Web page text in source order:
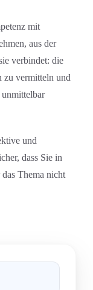
mit
aus der
verbindet: die
zu vermitteln und
unmittelbar
und
dass Sie in
Thema nicht